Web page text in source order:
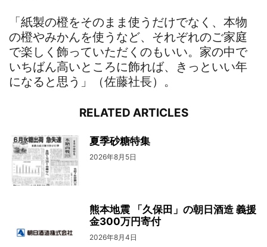
「紙製の橙をそのまま使うだけでなく、本物
の橙やみかんを使うなど、それぞれのご家庭
で楽しく飾っていただくのもいい。家の中で
いちばん高いところに飾れば、きっといい年
になると思う」（佐藤社長）。
RELATED ARTICLES
夏季砂糖特集
2026年8月5日
熊本地震 「久保田」の朝日酒造 義援
金300万円寄付
2026年8月4日